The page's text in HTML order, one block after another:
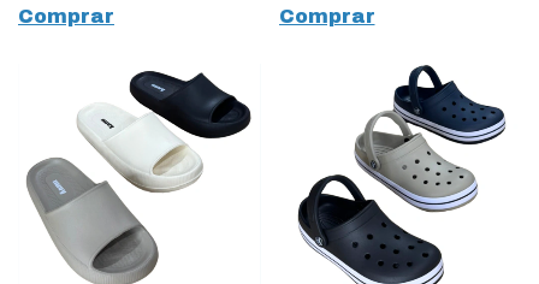
Comprar
Comprar